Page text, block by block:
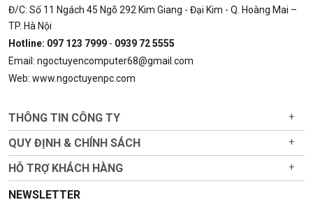
Đ/C: Số 11 Ngách 45 Ngõ 292 Kim Giang - Đại Kim - Q. Hoàng Mai –
TP. Hà Nội
Hotline: 097 123 7999 - 0939 72 5555
Email: ngoctuyencomputer68@gmail.com
Web: www.ngoctuyenpc.com
THÔNG TIN CÔNG TY +
QUY ĐỊNH & CHÍNH SÁCH +
HỖ TRỢ KHÁCH HÀNG +
NEWSLETTER